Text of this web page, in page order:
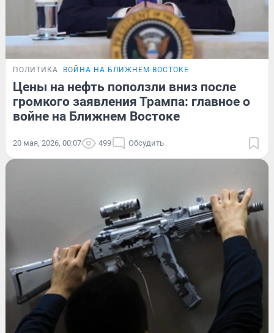
ПОЛИТИКА ВОЙНА НА БЛИЖНЕМ ВОСТОКЕ
Цены на нефть поползли вниз после
громкого заявления Трампа: главное о
войне на Ближнем Востоке
20 мая, 2026, 00:07 499 Обсудить